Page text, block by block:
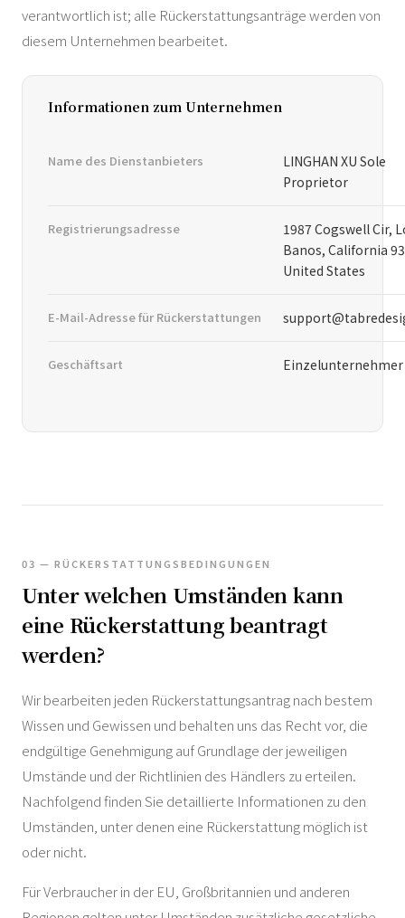
verantwortlich ist; alle Rückerstattungsanträge werden von
diesem Unternehmen bearbeitet.
Informationen zum Unternehmen
Name des Dienstanbieters
LINGHAN XU Sole
Proprietor
Registrierungsadresse
1987 Cogswell Cir,
Banos, California
United States
E-Mail-Adresse für Rückerstattungen
Geschäftsart Einzelunternehmer
03 — RÜCKERSTATTUNGSBEDINGUNGEN
Unter welchen Umständen kann
eine Rückerstattung beantragt
werden?
Wir bearbeiten jeden Rückerstattungsantrag nach bestem
Wissen und Gewissen und behalten uns das Recht vor, die
endgültige Genehmigung auf Grundlage der jeweiligen
Umstände und der Richtlinien des Händlers zu erteilen.
Nachfolgend finden Sie detaillierte Informationen zu den
Umständen, unter denen eine Rückerstattung möglich ist
oder nicht.
Für Verbraucher in der EU, Großbritannien und anderen